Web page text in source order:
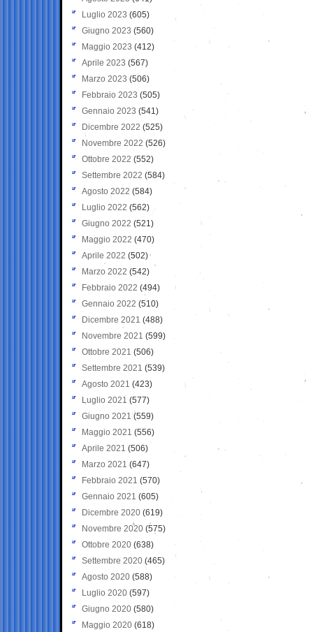
Luglio 2023 (605)
Giugno 2023 (560)
Maggio 2023 (412)
Aprile 2023 (567)
Marzo 2023 (506)
Febbraio 2023 (505)
Gennaio 2023 (541)
Dicembre 2022 (525)
Novembre 2022 (526)
Ottobre 2022 (552)
Settembre 2022 (584)
Agosto 2022 (584)
Luglio 2022 (562)
Giugno 2022 (521)
Maggio 2022 (470)
Aprile 2022 (502)
Marzo 2022 (542)
Febbraio 2022 (494)
Gennaio 2022 (510)
Dicembre 2021 (488)
Novembre 2021 (599)
Ottobre 2021 (506)
Settembre 2021 (539)
Agosto 2021 (423)
Luglio 2021 (577)
Giugno 2021(559)
Maggio 2021 (556)
Aprile 2021 (506)
Marzo 2021 (647)
Febbraio 2021 (570)
Gennaio 2021 (605)
Dicembre 2020 (619)
Novembre 2020 (575)
Ottobre 2020 (638)
Settembre 2020(465)
Agosto 2020 (588)
Luglio 2020 (597)
Giugno 2020 (580)
Maggio 2020 (618)